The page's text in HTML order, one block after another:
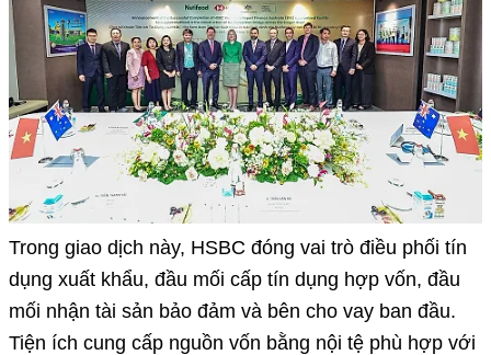
Trong giao dịch này, HSBC đóng vai trò điều phối tín
dụng xuất khẩu, đầu mối cấp tín dụng hợp vốn, đầu
mối nhận tài sản bảo đảm và bên cho vay ban đầu.
Tiện ích cung cấp nguồn vốn bằng nội tệ phù hợp với